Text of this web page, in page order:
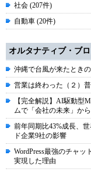
社会 (207件)
自動車 (20件)
オルタナティブ・ブ
沖縄で台風が来たとき
営業は終わった（２）
【完全解説】AI駆動型
ムで「会社の未来」か
前年同期比43%成長、
ド企業9社の影響
WordPress最強のチャ
実現した理由